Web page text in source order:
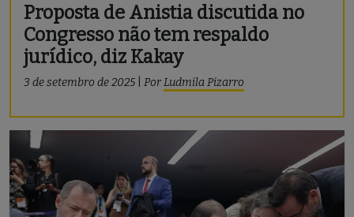
Proposta de Anistia discutida no
Congresso não tem respaldo
jurídico, diz Kakay
3 de setembro de 2025 PorLudmila Pizarro